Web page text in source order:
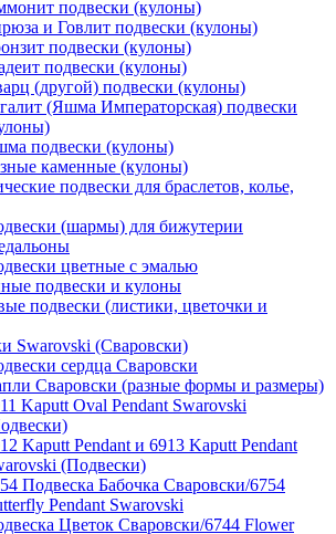
подвески (кулоны)
и Говлит подвески (кулоны)
подвески (кулоны)
подвески (кулоны)
(другой) подвески (кулоны)
(Яшма Императорская) подвески
подвески (кулоны)
каменные (кулоны)
подвески для браслетов, колье,
(шармы) для бижутерии
цветные с эмалью
подвески и кулоны
подвески (листики, цветочки и
Swarovski (Сваровски)
сердца Сваровски
Сваровски (разные формы и размеры)
Kaputt Oval Pendant Swarovski
Kaputt Pendant и 6913 Kaputt Pendant
(Подвески)
Подвеска Бабочка Сваровски/6754
Pendant Swarovski
Цветок Сваровски/6744 Flower